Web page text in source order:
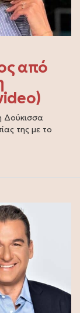
από
Δούκισσα
της με το